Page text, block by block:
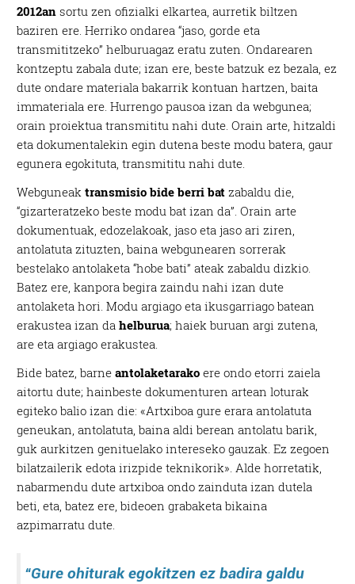
2012an sortu zen ofizialki elkartea, aurretik biltzen
baziren ere. Herriko ondarea “jaso, gorde eta
transmititzeko” helburuagaz eratu zuten. Ondarearen
kontzeptu zabala dute; izan ere, beste batzuk ez bezala, ez
dute ondare materiala bakarrik kontuan hartzen, baita
immateriala ere. Hurrengo pausoa izan da webgunea;
orain proiektua transmititu nahi dute. Orain arte, hitzaldi
eta dokumentalekin egin dutena beste modu batera, gaur
egunera egokituta, transmititu nahi dute.
Webguneaktransmisio bide berri bat zabaldu die,
“gizarteratzeko beste modu bat izan da”. Orain arte
dokumentuak, edozelakoak, jaso eta jaso ari ziren,
antolatuta zituzten, baina webgunearen sorrerak
bestelako antolaketa “hobe bati” ateak zabaldu dizkio.
Batez ere, kanpora begira zaindu nahi izan dute
antolaketa hori. Modu argiago eta ikusgarriago batean
erakustea izan dahelburua; haiek buruan argi zutena,
are eta argiago erakustea.
Bide batez, barneantolaketarako ere ondo etorri zaiela
aitortu dute; hainbeste dokumenturen artean loturak
egiteko balio izan die: «Artxiboa gure erara antolatuta
geneukan, antolatuta, baina aldi berean antolatu barik,
guk aurkitzen genituelako intereseko gauzak. Ez zegoen
bilatzailerik edota irizpide teknikorik». Alde horretatik,
nabarmendu dute artxiboa ondo zainduta izan dutela
beti, eta, batez ere, bideoen grabaketa bikaina
azpimarratu dute.
“Gure ohiturak egokitzen ez badira galdu